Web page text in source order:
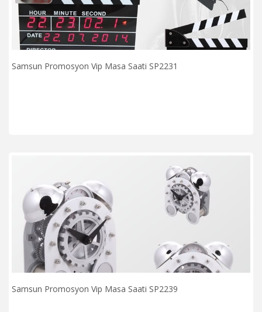
Samsun Promosyon Vip Masa Saati SP2231
Samsun Promosyon Vip Masa Saati SP2239